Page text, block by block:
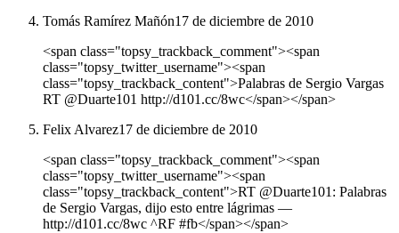
Tomás Ramírez Mañón17 de diciembre de 2010
<span class="topsy_trackback_comment"><span
class="topsy_twitter_username"><span
class="topsy_trackback_content">Palabras de Sergio Vargas
RT @Duarte101 http://d101.cc/8wc</span></span>
Felix Alvarez17 de diciembre de 2010
<span class="topsy_trackback_comment"><span
class="topsy_twitter_username"><span
class="topsy_trackback_content">RT @Duarte101: Palabras
de Sergio Vargas, dijo esto entre lágrimas —
http://d101.cc/8wc ^RF #fb</span></span>